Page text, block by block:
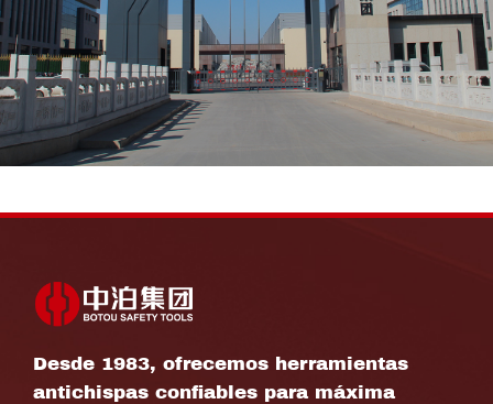
Desde 1983, ofrecemos herramientas
antichispas confiables para máxima